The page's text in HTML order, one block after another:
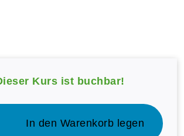
Kurs ist buchbar!
In den Warenkorb legen